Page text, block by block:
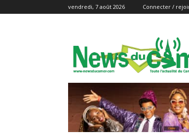
vendredi, 7 août 2026 Connecter /